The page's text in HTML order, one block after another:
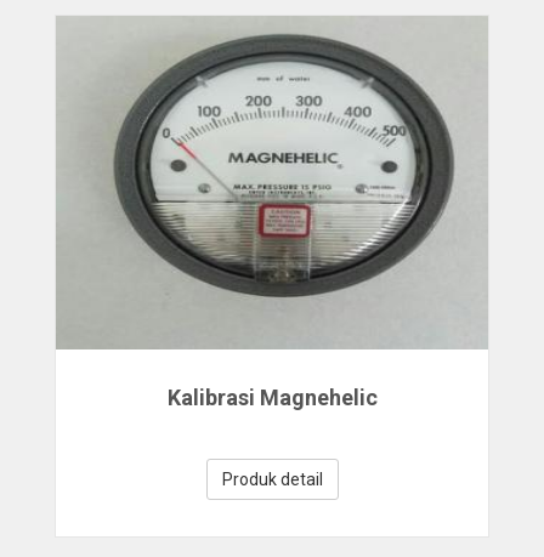
Kalibrasi Magnehelic
Produk detail